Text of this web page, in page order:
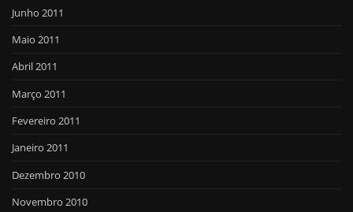
Junho 2011
Maio 2011
Abril 2011
Março 2011
Fevereiro 2011
Janeiro 2011
Dezembro 2010
Novembro 2010